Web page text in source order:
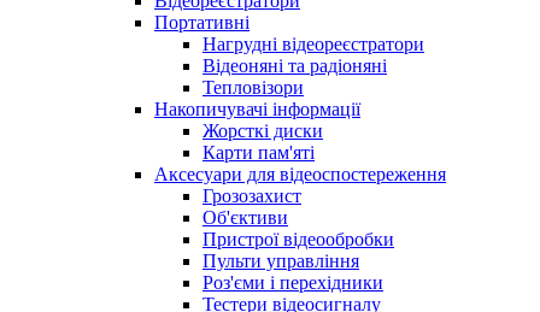
Портативні
Нагрудні відеореєстратори
Відеоняні та радіоняні
Тепловізори
Накопичувачі інформації
Жорсткі диски
Карти пам'яті
Аксесуари для відеоспостереження
Грозозахист
Об'єктиви
Пристрої відеообробки
Пульти управління
Роз'єми і перехідники
Тестери відеосигналу